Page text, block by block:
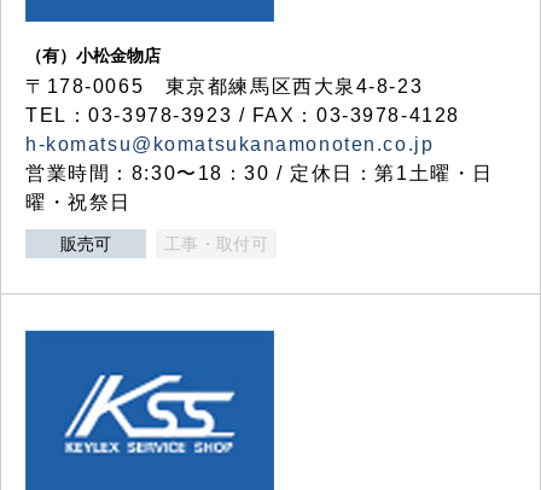
（有）小松金物店
〒178-0065 東京都練馬区西大泉4-8-23
TEL：03-3978-3923 / FAX：03-3978-4128
h-komatsu@komatsukanamonoten.co.jp
営業時間：8:30〜18：30 / 定休日：第1土曜・日
曜・祝祭日
販売可 工事・取付可